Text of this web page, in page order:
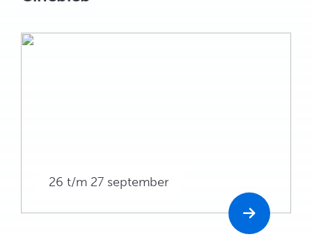
26 t/m 27 september